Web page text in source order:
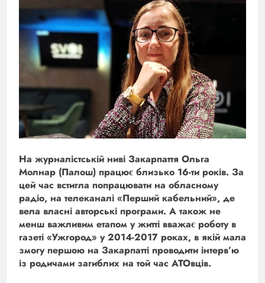
На журналістській ниві Закарпаття Ольга
Молнар (Палош) працює близько 16-ти років. За
цей час встигла попрацювати на обласному
радіо, на телеканалі «Перший кабельний», де
вела власні авторські програми. А також не
менш важливим етапом у житті вважає роботу в
газеті «Ужгород» у 2014-2017 роках, в якій мала
змогу першою на Закарпатті проводити інтерв’ю
із родичами загиблих на той час АТОвців.